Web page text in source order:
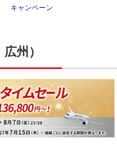
キャンペーン
州）